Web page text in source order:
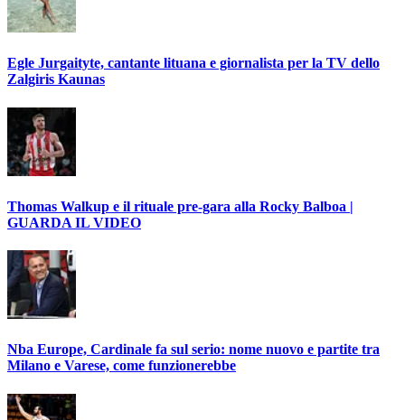
Egle Jurgaityte, cantante lituana e giornalista per la TV dello
Zalgiris Kaunas
Thomas Walkup e il rituale pre-gara alla Rocky Balboa |
GUARDA IL VIDEO
Nba Europe, Cardinale fa sul serio: nome nuovo e partite tra
Milano e Varese, come funzionerebbe